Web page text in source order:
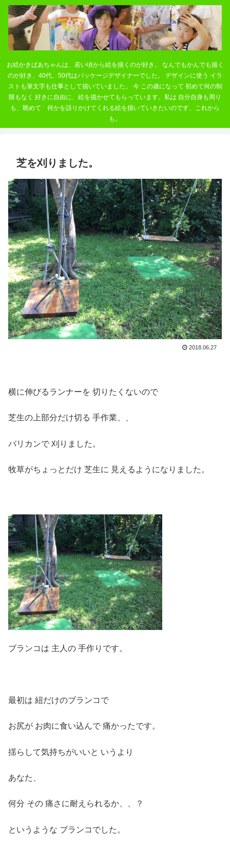
お絵かきばあちゃんは、若い頃から絵を描くのが好き。 なんでもかんでも描く
のが好き、40代、50代はパッケージデザイナーでした。 デザインに使う イラ
ストも筆文字も仕事として描いていました。 今 この歳になって 初めて何の制
限もなく 好きに自由に、絵を描かせてもらっています。私は 自分自身も周り
も、眺めて 何かを語りかけてくれる絵を描いていきたいのです、これから
も。
芝を刈りました。
2018.06.27
横に伸びるランナーを 切りたくないので
芝生の上部分だけ切る 手作業、、
バリカンで 刈りました。
牧草がちょっとだけ 芝生に 見えるようになりました。
ブランコは 主人の 手作りです。
最初は 紐だけのブランコで
お尻が お肉に食い込んで 痛かったです。
揺らして気持ちがいいと いうより
あなた、
何分 その 痛さに耐えられるか、、？
というような ブランコでした。